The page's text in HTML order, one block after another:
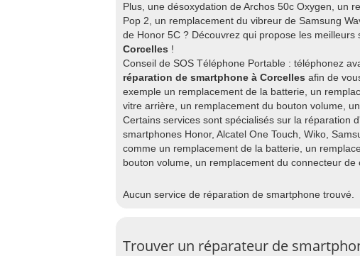
Plus, une désoxydation de Archos 50c Oxygen, un
Pop 2, un remplacement du vibreur de Samsung
de Honor 5C ? Découvrez qui propose les meilleurs
Corcelles !
Conseil de SOS Téléphone Portable : téléphonez
réparation de smartphone à Corcelles afin de
exemple un remplacement de la batterie, un
vitre arrière, un remplacement du bouton volume,
Certains services sont spécialisés sur la réparation
smartphones Honor, Alcatel One Touch, Wiko,
comme un remplacement de la batterie, un
bouton volume, un remplacement du connecteur de
Aucun service de réparation de smartphone trouvé.
Trouver un réparateur de